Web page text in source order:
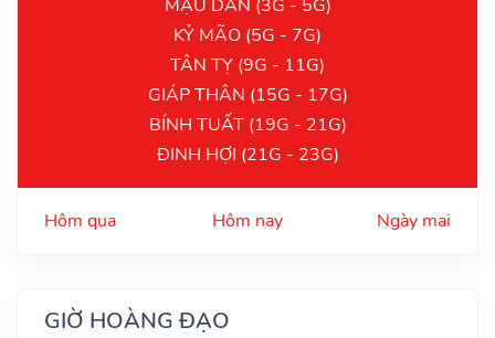
MẬU DẦN (3G - 5G)
KỶ MÃO (5G - 7G)
TÂN TỴ (9G - 11G)
GIÁP THÂN (15G - 17G)
BÍNH TUẤT (19G - 21G)
ĐINH HỢI (21G - 23G)
Hôm qua Hôm nay Ngày mai
GIỜ HOÀNG ĐẠO